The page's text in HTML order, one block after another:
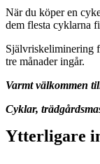
När du köper en
dem flesta cyklarna
Självriskeliminering
tre månader ingår.
Varmt välkommen
Cyklar,
Ytterligare